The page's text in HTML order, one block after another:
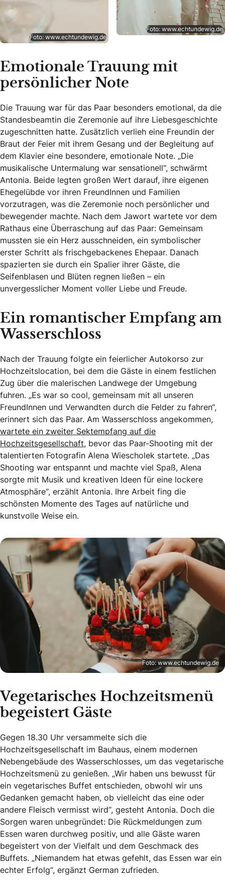
Foto: www.echtundewig.de
Foto: www.echtundewig.de
Emotionale Trauung mit
persönlicher Note
Die Trauung war für das Paar besonders emotional, da die
Standesbeamtin die Zeremonie auf ihre Liebesgeschichte
zugeschnitten hatte. Zusätzlich verlieh eine Freundin der
Braut der Feier mit ihrem Gesang und der Begleitung auf
dem Klavier eine besondere, emotionale Note. „Die
musikalische Untermalung war sensationell“, schwärmt
Antonia. Beide legten großen Wert darauf, ihre eigenen
Ehegelübde vor ihren FreundInnen und Familien
vorzutragen, was die Zeremonie noch persönlicher und
bewegender machte. Nach dem Jawort wartete vor dem
Rathaus eine Überraschung auf das Paar: Gemeinsam
mussten sie ein Herz ausschneiden, ein symbolischer
erster Schritt als frischgebackenes Ehepaar. Danach
spazierten sie durch ein Spalier ihrer Gäste, die
Seifenblasen und Blüten regnen ließen – ein
unvergesslicher Moment voller Liebe und Freude.
Ein romantischer Empfang am
Wasserschloss
Nach der Trauung folgte ein feierlicher Autokorso zur
Hochzeitslocation, bei dem die Gäste in einem festlichen
Zug über die malerischen Landwege der Umgebung
fuhren. „Es war so cool, gemeinsam mit all unseren
FreundInnen und Verwandten durch die Felder zu fahren“,
erinnert sich das Paar. Am Wasserschloss angekommen,
wartete ein zweiter Sektempfang auf die
Hochzeitsgesellschaft, bevor das Paar-Shooting mit der
talentierten Fotografin Alena Wiescholek startete. „Das
Shooting war entspannt und machte viel Spaß, Alena
sorgte mit Musik und kreativen Ideen für eine lockere
Atmosphäre“, erzählt Antonia. Ihre Arbeit fing die
schönsten Momente des Tages auf natürliche und
kunstvolle Weise ein.
Foto: www.echtundewig.de
Vegetarisches Hochzeitsmenü
begeistert Gäste
Gegen 18.30 Uhr versammelte sich die
Hochzeitsgesellschaft im Bauhaus, einem modernen
Nebengebäude des Wasserschlosses, um das vegetarische
Hochzeitsmenü zu genießen. „Wir haben uns bewusst für
ein vegetarisches Buffet entschieden, obwohl wir uns
Gedanken gemacht haben, ob vielleicht das eine oder
andere Fleisch vermisst wird“, gesteht Antonia. Doch die
Sorgen waren unbegründet: Die Rückmeldungen zum
Essen waren durchweg positiv, und alle Gäste waren
begeistert von der Vielfalt und dem Geschmack des
Buffets. „Niemandem hat etwas gefehlt, das Essen war ein
echter Erfolg“, ergänzt German zufrieden.